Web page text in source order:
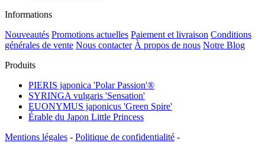
Informations
Nouveautés Promotions actuelles Paiement et livraison Conditions
générales de vente Nous contacter À propos de nous Notre Blog
Produits
PIERIS japonica 'Polar Passion'®
SYRINGA vulgaris 'Sensation'
EUONYMUS japonicus 'Green Spire'
Érable du Japon Little Princess
Mentions légales - Politique de confidentialité -